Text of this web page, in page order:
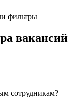
фильтры
вакансий
сотрудникам?